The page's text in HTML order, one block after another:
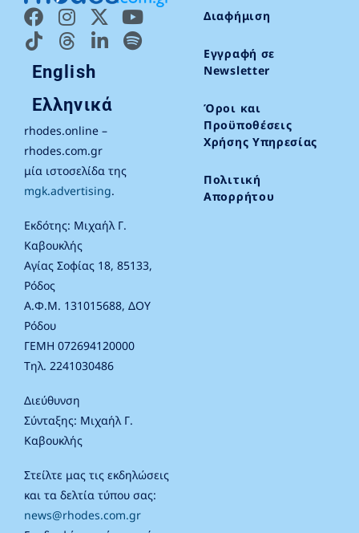
English
Ελληνικά
rhodes.online –
rhodes.com.gr
μία ιστοσελίδα της
mgk.advertising.
Εκδότης: Μιχαήλ Γ.
Καβουκλής
Αγίας Σοφίας 18, 85133,
Ρόδος
Α.Φ.Μ. 131015688, ΔΟΥ
Ρόδου
ΓΕΜΗ 072694120000
Τηλ. 2241030486
Διεύθυνση
Σύνταξης: Μιχαήλ Γ.
Καβουκλής
Στείλτε μας τις εκδηλώσεις
και τα δελτία τύπου σας:
news@rhodes.com.gr
Διαφήμιση
Εγγραφή σε
Newsletter
Όροι και
Προϋποθέσεις
Χρήσης Υπηρεσίας
Πολιτική
Απορρήτου